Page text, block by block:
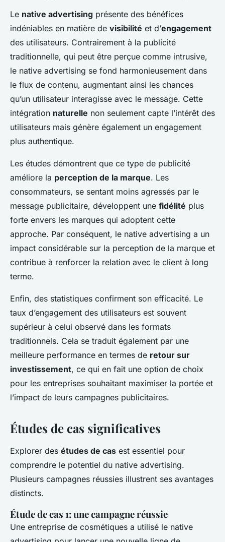
Le native advertising présente des bénéfices
indéniables en matière de visibilité et d’engagement
des utilisateurs. Contrairement à la publicité
traditionnelle, qui peut être perçue comme intrusive,
le native advertising se fond harmonieusement dans
le flux de contenu, augmentant ainsi les chances
qu’un utilisateur interagisse avec le message. Cette
intégration naturelle non seulement capte l’intérêt des
utilisateurs mais génère également un engagement
plus authentique.
Les études démontrent que ce type de publicité
améliore la perception de la marque. Les
consommateurs, se sentant moins agressés par le
message publicitaire, développent une fidélité plus
forte envers les marques qui adoptent cette
approche. Par conséquent, le native advertising a un
impact considérable sur la perception de la marque et
contribue à renforcer la relation avec le client à long
terme.
Enfin, des statistiques confirment son efficacité. Le
taux d’engagement des utilisateurs est souvent
supérieur à celui observé dans les formats
traditionnels. Cela se traduit également par une
meilleure performance en termes de retour sur
investissement, ce qui en fait une option de choix
pour les entreprises souhaitant maximiser la portée et
l’impact de leurs campagnes publicitaires.
Études de cas significatives
Explorer des études de cas est essentiel pour
comprendre le potentiel du native advertising.
Plusieurs campagnes réussies illustrent ses avantages
distincts.
Étude de cas 1: une campagne réussie
Une entreprise de cosmétiques a utilisé le native